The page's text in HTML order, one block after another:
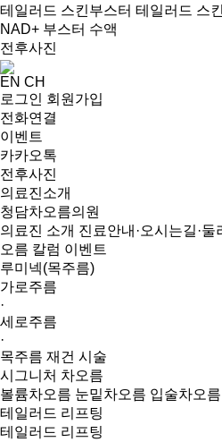
테일러드 스킨부스터 테일러드 스
NAD+ 부스터 수액
전후사진
EN CH
로그인 회원가입
전화연결
이벤트
카카오톡
전후사진
의료진소개
청담차오름의원
의료진 소개 진료안내·오시는길·둘
오름 칼럼 이벤트
루미넥(목주름)
가로주름
·
세로주름
·
목주름 재건 시술
시그니처 차오름
볼륨차오름 눈밑차오름 입술차오름
테일러드 리프팅
테일러드 리프팅